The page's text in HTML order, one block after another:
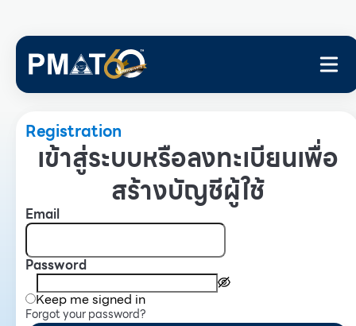
Registration
เข้าสู่ระบบหรือลงทะเบียนเพื่อ
สร้างบัญชีผู้ใช้
Email
Password
Keep me signed in
Forgot your password?